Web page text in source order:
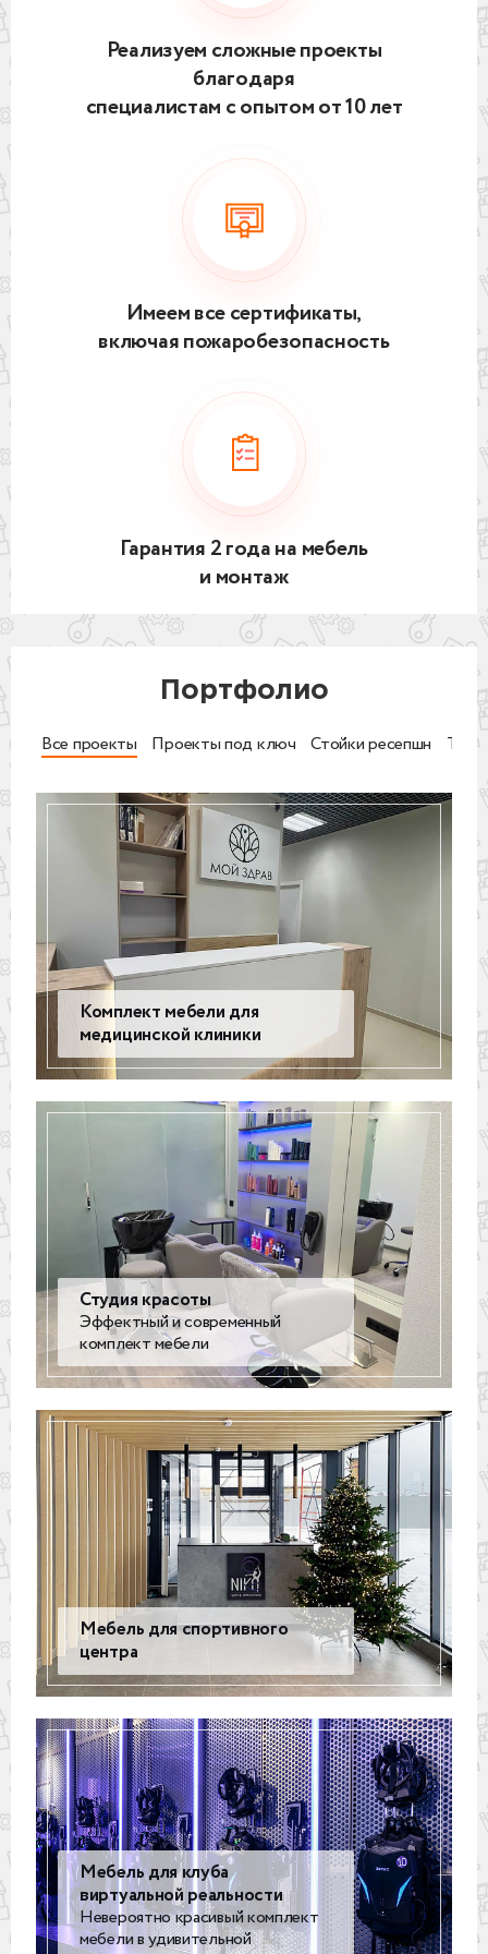
Реализуем сложные проекты
благодаря
специалистам с опытом от 10 лет
Имеем все сертификаты,
включая пожаробезопасность
Гарантия 2 года на мебель
и монтаж
Портфолио
Все проекты Проекты под ключ Стойки ресепшн
Комплект мебели для
медицинской клиники
Студия красоты
Эффектный и современный
комплект мебели
Мебель для спортивного
центра
Мебель для клуба
виртуальной реальности
Невероятно красивый комплект
мебели в удивительной